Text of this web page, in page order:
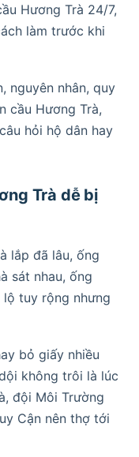
Hương Trà 24/7,
làm trước khi
nguyên nhân, quy
cầu Hương Trà,
hỏi hộ dân hay
Trà dễ bị
lắp đã lâu, ống
sát nhau, ống
tuy rộng nhưng
bỏ giấy nhiều
không trôi là lúc
đội Môi Trường
Cận nên thợ tới